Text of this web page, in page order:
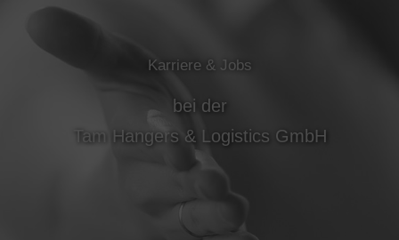
Karriere & Jobs
bei der
Tam Hangers & Logistics GmbH